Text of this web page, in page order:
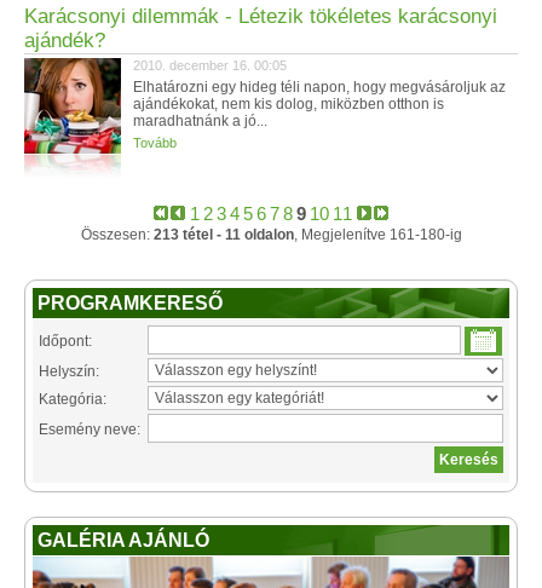
Karácsonyi dilemmák - Létezik tökéletes karácsonyi
ajándék?
2010. december 16. 00:05
Elhatározni egy hideg téli napon, hogy megvásároljuk az
ajándékokat, nem kis dolog, miközben otthon is
maradhatnánk a jó...
Tovább
1 23456789 10 11
Összesen: 213 tétel - 11 oldalon, Megjelenítve 161-180-ig
PROGRAMKERESŐ
Időpont:
Helyszín:
Kategória:
Esemény neve:
GALÉRIA AJÁNLÓ